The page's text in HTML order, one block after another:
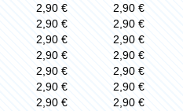
2,90 €
2,90 €
2,90 €
2,90 €
2,90 €
2,90 €
2,90 €
2,90 €
2,90 €
2,90 €
2,90 €
2,90 €
2,90 €
2,90 €